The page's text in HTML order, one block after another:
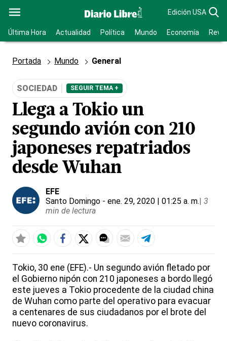
Edición USA
Última Hora Actualidad Política Mundo Economía
Portada Mundo General
SOCIEDAD SEGUIR TEMA +
Llega a Tokio un
segundo avión con 210
japoneses repatriados
desde Wuhan
EFE
Santo Domingo - ene. 29, 2020 | 01:25 a. m.| 3
min de lectura
Tokio, 30 ene (EFE).- Un segundo avión fletado por
el Gobierno nipón con 210 japoneses a bordo llegó
este jueves a Tokio procedente de la ciudad china
de Wuhan como parte del operativo para evacuar
a centenares de sus ciudadanos por el brote del
nuevo coronavirus.